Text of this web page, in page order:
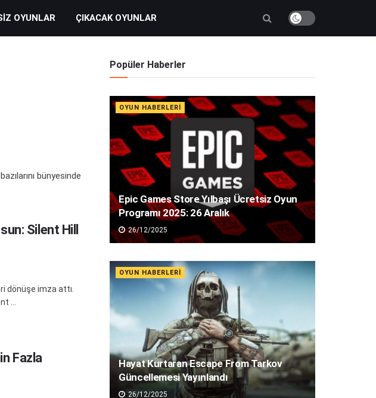
OYUNLAR ÇIKACAK OYUNLAR
bünyesinde
Silent Hill
dönüşe imza attı.
...
Fazla
Popüler Haberler
OYUN HABERLERI
Epic Games Store Yılbaşı Ücretsiz Oyun
Programı 2025: 26 Aralık
26/12/2025
OYUN HABERLERI
Hayat Kurtaran Escape From Tarkov
Güncellemesi Yayınlandı
26/12/2025